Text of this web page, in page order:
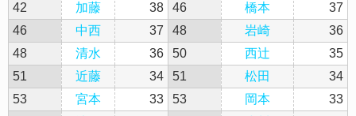
42
加藤 38 46 橋本
37
46
中西 37 48 岩崎
36
48
清水 36 50 西辻
35
51
近藤 34 51 松田
34
53
宮本 33 53 岡本
33